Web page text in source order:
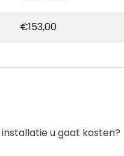
€153,00
u gaat kosten?